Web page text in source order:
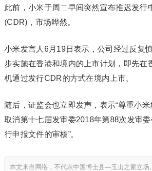
此前，小米于周二早间突然宣布推迟发行
(CDR)，市场哗然。
小米发言人6月19日表示，公司经过反复
步实施在香港和境内的上市计划，即先在
机通过发行CDR的方式在境内上市。
随后，证监会也立即发声，表示“尊重小
取消第十七届发审委2018年第88次发审
行申报文件的审核”。
本文来自网络，不代表中国博士县—玉山之窗立场